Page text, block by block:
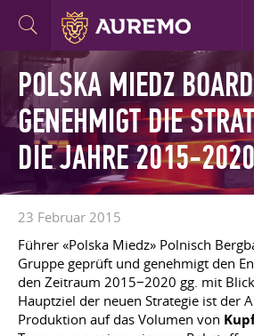
POLSKA MIEDZ BOARD
GENEHMIGT DIE
DIE JAHRE 2015-2020
23 Februar 2015
Führer «Polska Miedz» Polnisch
Gruppe geprüft und genehmigt den
den Zeitraum 2015−2020 gg. mit
Hauptziel der neuen Strategie ist der
Produktion auf das Volumen von